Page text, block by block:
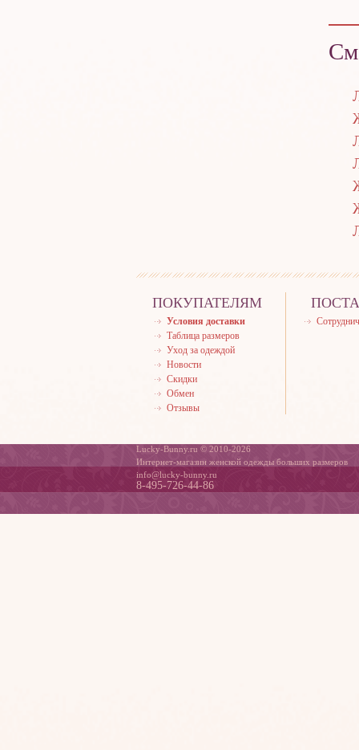
ПОКУПАТЕЛЯМ
Условия доставки
Таблица размеров
Уход за одеждой
Новости
Скидки
Обмен
Отзывы
Lucky-Bunny.ru © 2010-2026
Интернет-магазин женской одежды больших размеров
info@lucky-bunny.ru
8-495-726-44-86